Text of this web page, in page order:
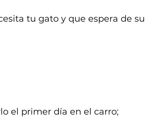
tu gato y que espera de su
el primer día en el carro;